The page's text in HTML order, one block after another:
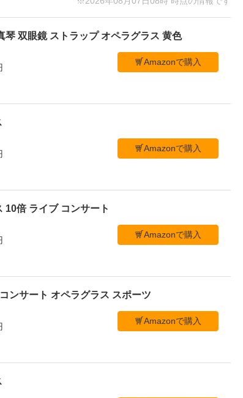
琴 双眼鏡 ストラップ オペラグラス 黄色
Amazonで購入
Amazonで購入
10倍 ライブ コンサート
Amazonで購入
ンサート オペラグラス スポーツ
Amazonで購入